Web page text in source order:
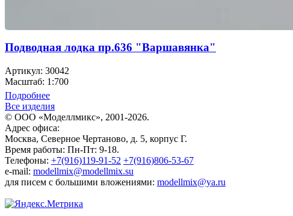
Подводная лодка пр.636 "Варшавянка"
Артикул: 30042
Масштаб: 1:700
Подробнее
Все изделия
© ООО «Моделлмикс», 2001-2026.
Адрес офиса:
Москва, Северное Чертаново, д. 5, корпус Г.
Время работы: Пн-Пт: 9-18.
Телефоны: +7(916)119-91-52 +7(916)806-53-67
e-mail: modellmix@modellmix.su
для писем с большими вложениями: modellmix@ya.ru